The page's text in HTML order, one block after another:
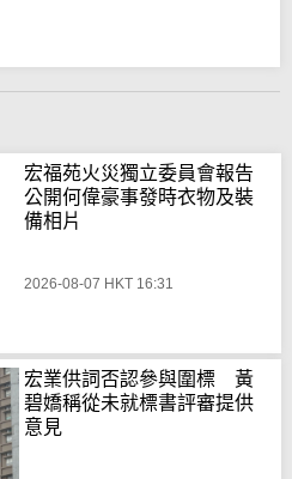
宏福苑火災獨立委員會報告
公開何偉豪事發時衣物及裝
備相片
2026-08-07 HKT 16:31
宏業供詞否認參與圍標 黃
碧嬌稱從未就標書評審提供
意見